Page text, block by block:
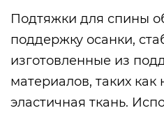
Подтяжки для спины
поддержку осанки,
изготовленные из
материалов, таких
эластичная ткань.